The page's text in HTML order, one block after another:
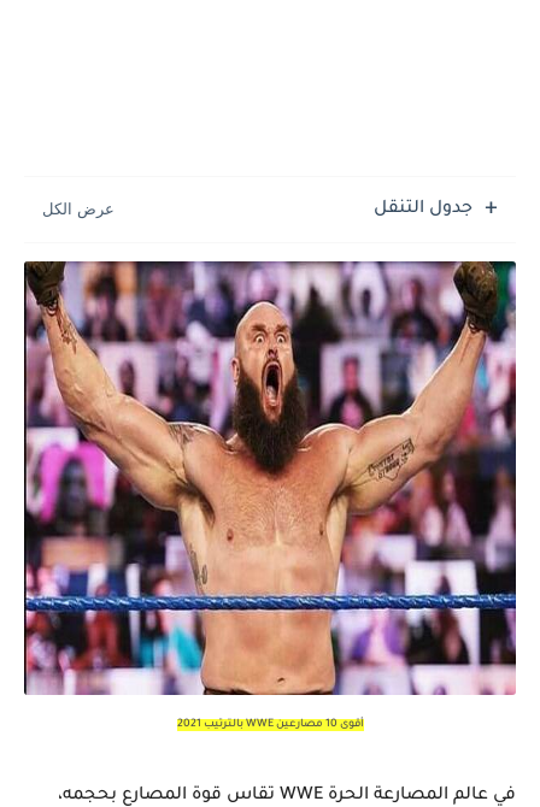
جدول التنقل
أقوى 10 مصارعين WWE بالترتيب 2021
في عالم المصارعة الحرة WWE تقاس قوة المصارع بحجمه،